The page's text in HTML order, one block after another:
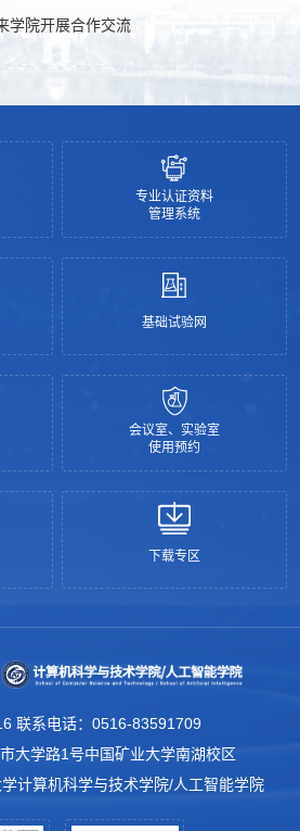
学院开展合作交流
专业认证资料
管理系统
基础试验网
会议室、实验室
使用预约
下载专区
联系电话：0516-83591709
大学路1号中国矿业大学南湖校区
计算机科学与技术学院/人工智能学院